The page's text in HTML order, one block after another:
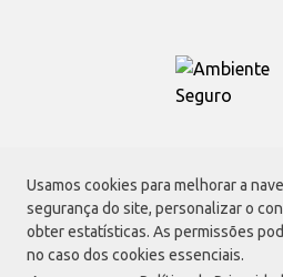
Usamos cookies para melhorar a
segurança do site, personalizar o
obter estatísticas. As permissões
no caso dos cookies essenciais.
Atacadão
Avenida Morvan Dias de Figueiredo, 6169,
02170-901 | CNPJ:
Envio de documentos